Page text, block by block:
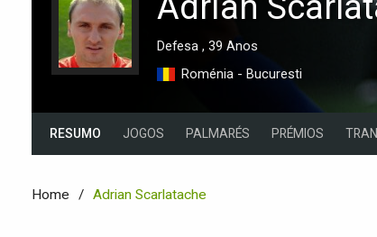
Defesa , 39 Anos
Roménia - Bucuresti
RESUMO JOGOS PALMARÉS PRÉMIOS
Home Adrian Scarlatache